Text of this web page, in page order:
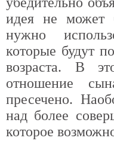
идея не может
нужно
которые будут
возраста. В
отношение
пресечено.
над более
которое